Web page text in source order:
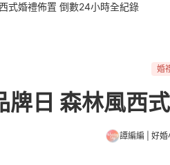
式婚禮佈置 倒數24小時全紀錄
婚
牌日 森林風西
譚編編 | 好婚